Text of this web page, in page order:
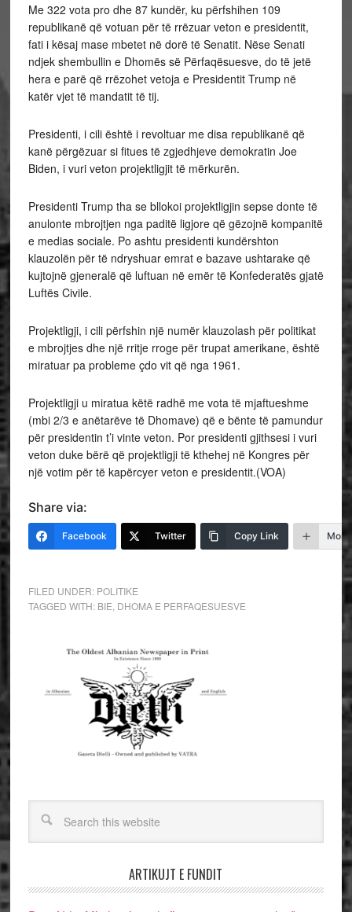
Me 322 vota pro dhe 87 kundër, ku përfshihen 109
republikanë që votuan për të rrëzuar veton e presidentit,
fati i kësaj mase mbetet në dorë të Senatit. Nëse Senati
ndjek shembullin e Dhomës së Përfaqësuesve, do të jetë
hera e parë që rrëzohet vetoja e Presidentit Trump në
katër vjet të mandatit të tij.
Presidenti, i cili është i revoltuar me disa republikanë që
kanë përgëzuar si fitues të zgjedhjeve demokratin Joe
Biden, i vuri veton projektligjit të mërkurën.
Presidenti Trump tha se bllokoi projektligjin sepse donte të
anulonte mbrojtjen nga paditë ligjore që gëzojnë kompanitë
e medias sociale. Po ashtu presidenti kundërshton
klauzolën për të ndryshuar emrat e bazave ushtarake që
kujtojnë gjeneralë që luftuan në emër të Konfederatës gjatë
Luftës Civile.
Projektligji, i cili përfshin një numër klauzolash për politikat
e mbrojtjes dhe një rritje rroge për trupat amerikane, është
miratuar pa probleme çdo vit që nga 1961.
Projektligji u miratua këtë radhë me vota të mjaftueshme
(mbi 2/3 e anëtarëve të Dhomave) që e bënte të pamundur
për presidentin t’i vinte veton. Por presidenti gjithsesi i vuri
veton duke bërë që projektligji të kthehej në Kongres për
një votim për të kapërcyer veton e presidentit.(VOA)
Share via:
Facebook Twitter Copy Link More
FILED UNDER: POLITIKE
TAGGED WITH: BIE DHOMA E PERFAQESUESVE
ARTIKUJT E FUNDIT